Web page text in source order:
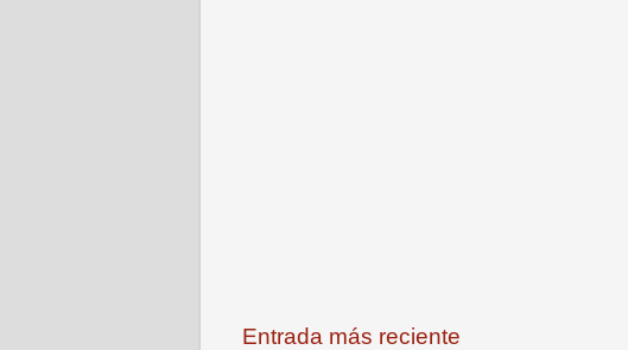
Entrada más reciente